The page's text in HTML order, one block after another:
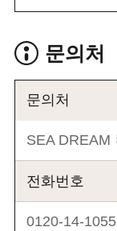
문의처
문의처
SEA DREAM
전화번호
0120-14-1055